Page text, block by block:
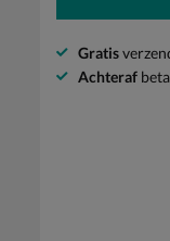
Gratis
Achteraf